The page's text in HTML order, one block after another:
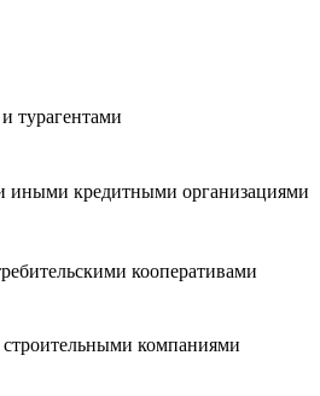
турагентами
кредитными организациями
кооперативами
компаниями